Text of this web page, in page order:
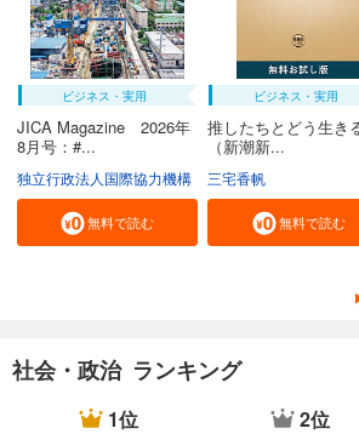
ビジネス・実用
JICA Magazine 2026年
8月号：#...
独立行政法人国際協力機構
無料で読む
ビジネス・実用
推したちとどう生き
（新潮新...
三宅香帆
無料で読む
社会・政治 ランキング
1位 2位